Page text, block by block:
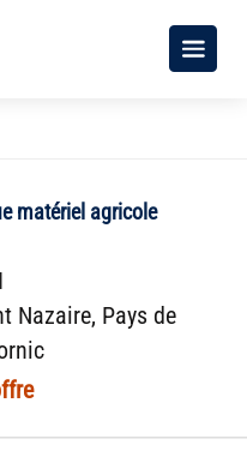
matériel agricole
Nazaire Pays de